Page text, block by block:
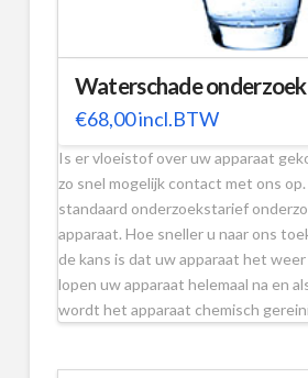
Waterschade onderzoek
€68,00incl.BTW
Is er vloeistof over uw apparaat
zo snel mogelijk contact met ons
standaard onderzoekstarief
apparaat. Hoe sneller u naar ons
de kans is dat uw apparaat het
lopen uw apparaat helemaal na en
wordt het apparaat chemisch